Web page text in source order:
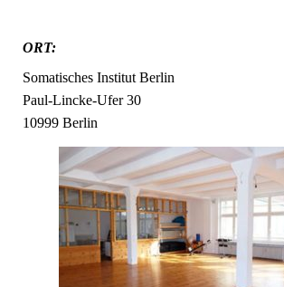
ORT:
Somatisches Institut Berlin
Paul-Lincke-Ufer 30
10999 Berlin